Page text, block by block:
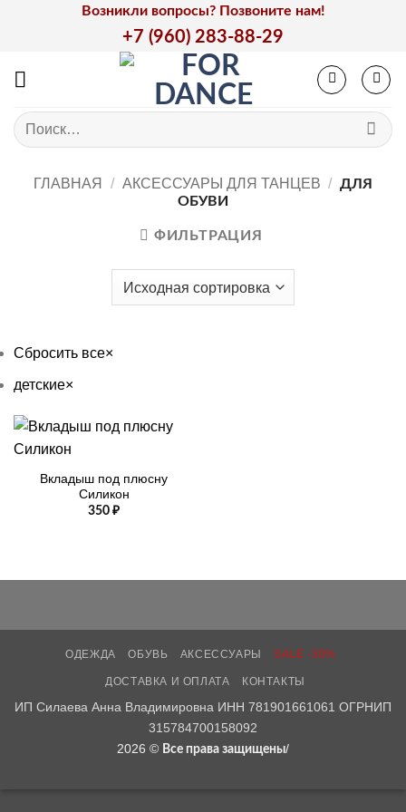
Возникли вопросы? Позвоните нам!
+7 (960) 283-88-29
Искать:
ГЛАВНАЯ / АКСЕССУАРЫ ДЛЯ ТАНЦЕВ / ДЛЯ
ОБУВИ
ФИЛЬТРАЦИЯ
Сбросить все×
детские×
Вкладыш под плюсну
Силикон
350 ₽
ОДЕЖДА ОБУВЬ АКСЕССУАРЫ SALE -30%
ДОСТАВКА И ОПЛАТА КОНТАКТЫ
ИП Силаева Анна Владимировна ИНН 781901661061 ОГРНИП
315784700158092
2026 © Все права защищены/